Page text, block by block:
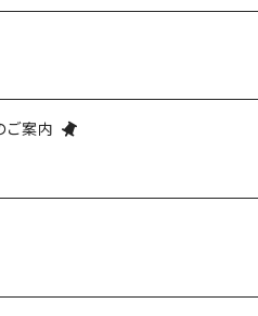
ご案内